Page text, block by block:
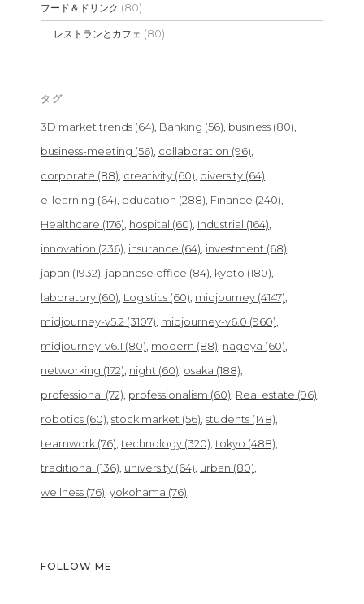
フード＆ドリンク (80)
レストランとカフェ (80)
タグ
3D market trends (64) Banking (56) business (80)
business-meeting (56) collaboration (96)
corporate (88) creativity (60) diversity (64)
e-learning (64) education (288) Finance (240)
Healthcare (176) hospital (60) Industrial (164)
innovation (236) insurance (64) investment (68)
japan (1932) japanese office (84) kyoto (180)
laboratory (60) Logistics (60) midjourney (4147)
midjourney-v5.2 (3107) midjourney-v6.0 (960)
midjourney-v6.1 (80) modern (88) nagoya (60)
networking (172) night (60) osaka (188)
professional (72) professionalism (60) Real estate (96)
robotics (60) stock market (56) students (148)
teamwork (76) technology (320) tokyo (488)
traditional (136) university (64) urban (80)
wellness (76) yokohama (76)
FOLLOW ME